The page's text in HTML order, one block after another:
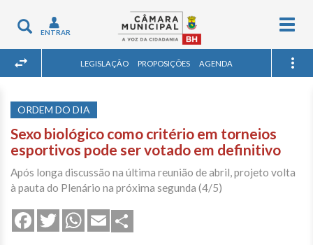
Toggle
navigation
ENTRAR
LEGISLAÇÃO PROPOSIÇÕES AGENDA
ORDEM DO DIA
Sexo biológico como critério em torneios
esportivos pode ser votado em definitivo
Após longa discussão na última reunião de abril, projeto volta
à pauta do Plenário na próxima segunda (4/5)
FacebookTwitterWhatsApp
Email